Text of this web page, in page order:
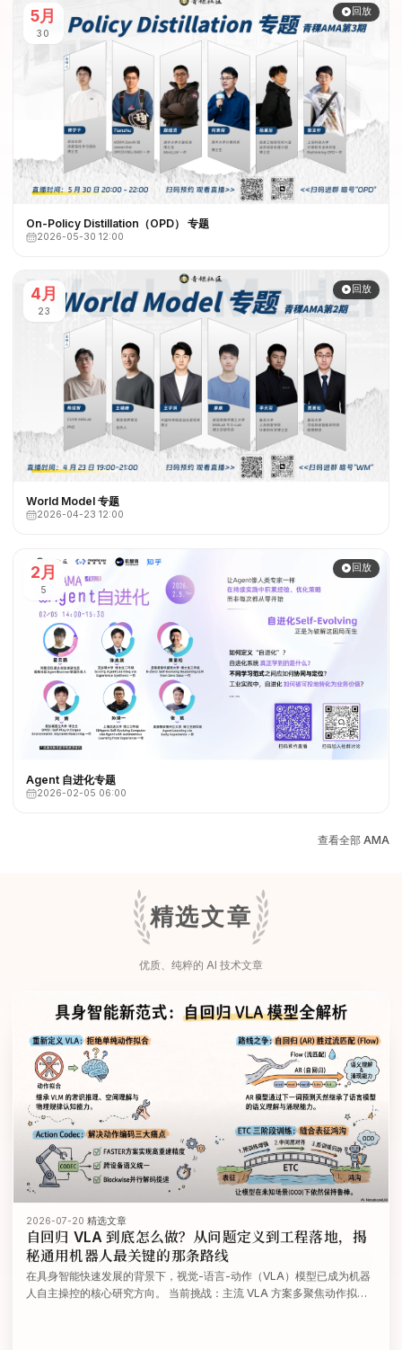
5月
30
回放
On-Policy Distillation（OPD） 专题
2026-05-30 12:00
4月
23
回放
World Model 专题
2026-04-23 12:00
2月
5
回放
Agent 自进化专题
2026-02-05 06:00
查看全部 AMA
精选文章
优质、纯粹的 AI 技术文章
2026-07-20 精选文章
自回归 VLA 到底怎么做？从问题定义到工程落地，揭
秘通用机器人最关键的那条路线
在具身智能快速发展的背景下，视觉-语言-动作（VLA）模型已成为机器
人自主操控的核心研究方向。 当前挑战：主流 VLA 方案多聚焦动作拟合